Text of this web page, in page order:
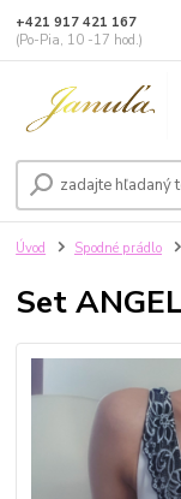
+421 917 421 167
(Po-Pia, 10 -17 hod.)
Úvod Spodné prádlo
Set